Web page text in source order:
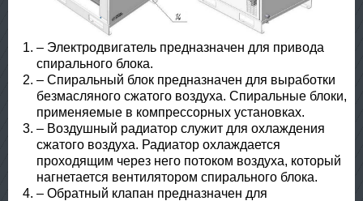
– Электродвигатель предназначен для привода
спирального блока.
– Спиральный блок предназначен для выработки
безмасляного сжатого воздуха. Спиральные блоки,
применяемые в компрессорных установках.
– Воздушный радиатор служит для охлаждения
сжатого воздуха. Радиатор охлаждается
проходящим через него потоком воздуха, который
нагнетается вентилятором спирального блока.
– Обратный клапан предназначен для